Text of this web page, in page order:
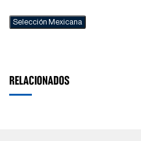
Selección Mexicana
RELACIONADOS